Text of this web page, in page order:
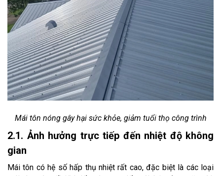
Mái tôn nóng gây hại sức khỏe, giảm tuổi thọ công trình
2.1. Ảnh hưởng trực tiếp đến nhiệt độ không
gian
Mái tôn có hệ số hấp thụ nhiệt rất cao, đặc biệt là các loại